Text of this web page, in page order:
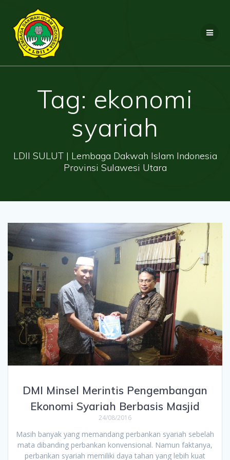
Tag: ekonomi
syariah
LDII SULUT | Lembaga Dakwah Islam Indonesia
Provinsi Sulawesi Utara
DMI Minsel Merintis Pengembangan
Ekonomi Syariah Berbasis Masjid
24/08/2016
Masih banyak yang memandang perbankan syariah sebelah
mata dibanding perbankan konvensional. Namun faktanya,
perbankan syariah memiliki daya tahan yang lebih kuat